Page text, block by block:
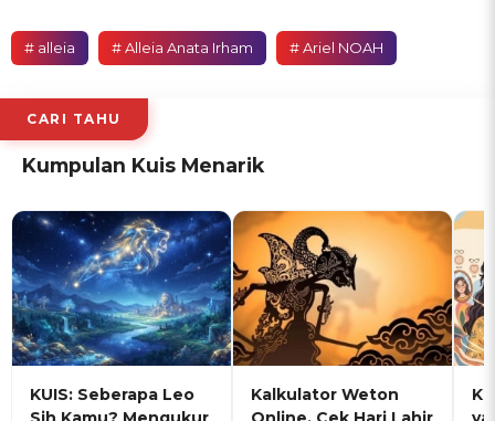
# alleia # Alleia Anata Irham # Ariel NOAH
CARI TAHU
Kumpulan Kuis Menarik
KUIS: Seberapa Leo
Kalkulator Weton